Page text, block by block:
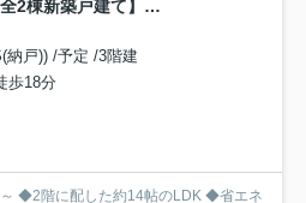
【横浜市西区久保町38-11全2棟新築戸建て】★仲介手数料無料★（稲荷台小学校・岩井原中学校）
納戸)) /予定 /3階建
歩18分
◆2階に配した約14帖のLDK ◆省エネ